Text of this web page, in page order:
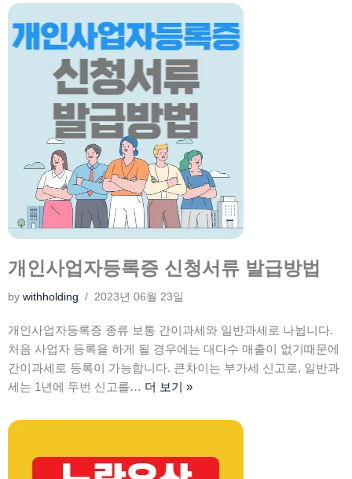
개인사업자등록증 신청서류 발급방법
by withholding 2023년 06월 23일
개인사업자등록증 종류 보통 간이과세와 일반과세로 나뉩니다.
처음 사업자 등록을 하게 될 경우에는 대다수 매출이 없기때문에
간이과세로 등록이 가능합니다. 큰차이는 부가세 신고로, 일반과
세는 1년에 두번 신고를… 더 보기 »